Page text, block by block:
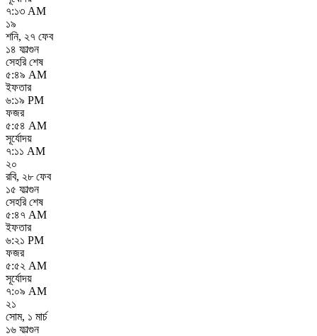
৭:১৩ AM
১৯
শনি, ২৭ ফেব
১৪ ফাল্গুন
সেহরি শেষ
৫:৪৯ AM
ইফতার
৬:১৯ PM
ফজর
৫:৫৪ AM
সূর্যোদয়
৭:১১ AM
২০
রবি, ২৮ ফেব
১৫ ফাল্গুন
সেহরি শেষ
৫:৪৭ AM
ইফতার
৬:২১ PM
ফজর
৫:৫২ AM
সূর্যোদয়
৭:০৯ AM
২১
সোম, ১ মার্চ
১৬ ফাল্গুন